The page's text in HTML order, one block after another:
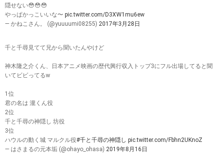
隠せない😳😳😳
やっぱかっこいいな〜 pic.twitter.com/D3XW1mu6ew
— かねこさん。 (@yuuuumi08255) 2017年3月28日
千と千尋見てて兄から聞いたんやけど
神木隆之介くん、日本アニメ映画の歴代興行収入トップ3にフル出場してると聞
いてビビってるw
1位
君の名は 瀧くん役
2位
千と千尋の神隠し 坊役
3位
ハウルの動く城 マルクル役#千と千尋の神隠し pic.twitter.com/Fbhn2UKnoZ
— はさまるの元本垢 (@ohayo_ohasa) 2019年8月16日